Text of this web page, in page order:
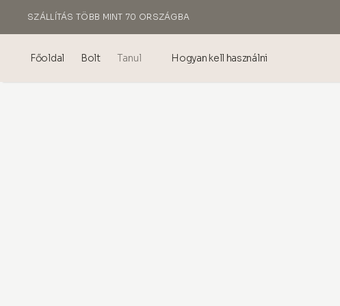
SZÁLLÍTÁS TÖBB MINT 70 ORSZÁGBA
Főoldal Bolt Tanul Hogyan kell használni